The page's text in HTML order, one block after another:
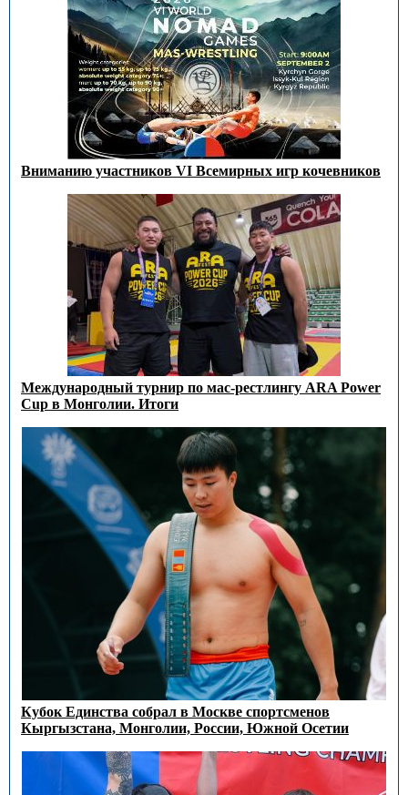
Вниманию участников VI Всемирных игр кочевников
Международный турнир по мас-рестлингу ARA Power
Cup в Монголии. Итоги
Кубок Единства собрал в Москве спортсменов
Кыргызстана, Монголии, России, Южной Осетии